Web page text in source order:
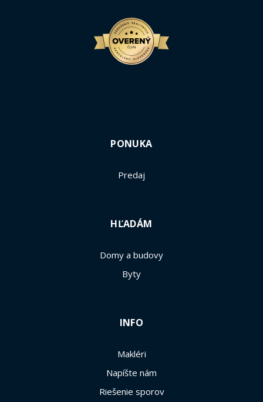
PONUKA
Predaj
HĽADÁM
Domy a budovy
Byty
INFO
Makléri
Napíšte nám
Riešenie sporov